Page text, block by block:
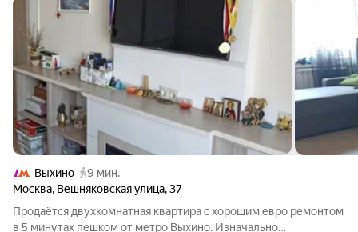
Выхино
9 мин.
Москва, Вешняковская улица,37
Продаётся двухкомнатная квартира с хорошим евро ремонтом
в 5 минутах пешком от метро Выхино. Изначально